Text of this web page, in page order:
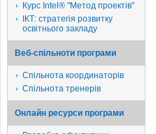
Курс Intel® "Метод проектів"
ІКТ: стратегія розвитку
освітнього закладу
Веб-спільноти програми
Спільнота координаторів
Спільнота тренерів
Онлайн ресурси програми